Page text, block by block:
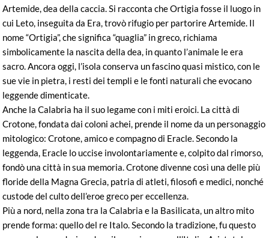
Artemide, dea della caccia. Si racconta che Ortigia fosse il luogo in
cui Leto, inseguita da Era, trovò rifugio per partorire Artemide. Il
nome “Ortigia”, che significa “quaglia” in greco, richiama
simbolicamente la nascita della dea, in quanto l’animale le era
sacro. Ancora oggi, l’isola conserva un fascino quasi mistico, con le
sue vie in pietra, i resti dei templi e le fonti naturali che evocano
leggende dimenticate.
Anche la Calabria ha il suo legame con i miti eroici. La città di
Crotone, fondata dai coloni achei, prende il nome da un personaggio
mitologico: Crotone, amico e compagno di Eracle. Secondo la
leggenda, Eracle lo uccise involontariamente e, colpito dal rimorso,
fondò una città in sua memoria. Crotone divenne così una delle più
floride della Magna Grecia, patria di atleti, filosofi e medici, nonché
custode del culto dell’eroe greco per eccellenza.
Più a nord, nella zona tra la Calabria e la Basilicata, un altro mito
prende forma: quello del re Italo. Secondo la tradizione, fu questo